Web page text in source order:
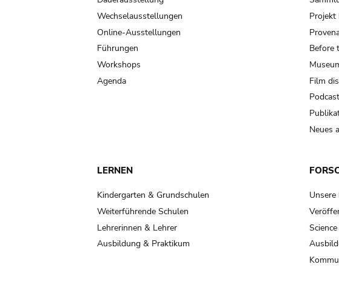
Wechselausstellungen
Online-Ausstellungen
Führungen
Workshops
Agenda
Projekt
Before
Film
Neues
LERNEN
Kindergarten & Grundschulen
Weiterführende Schulen
Lehrerinnen & Lehrer
Ausbildung & Praktikum